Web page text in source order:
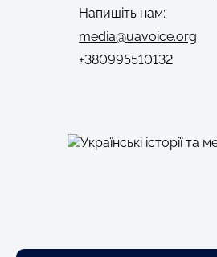
Напишіть нам:
media@uavoice.org
+380995510132